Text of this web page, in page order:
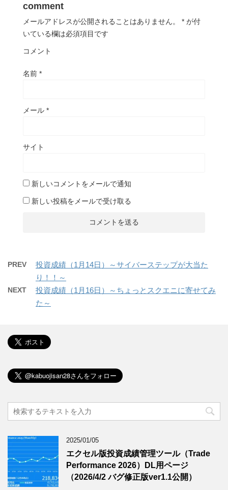
comment
メールアドレスが公開されることはありません。 * が付
いている欄は必須項目です
コメント
名前 *
メール *
サイト
新しいコメントをメールで通知
新しい投稿をメールで受け取る
PREV
投資成績（1月14日）～サイバーステップが大当た
り！！～
NEXT
投資成績（1月16日）～ちょっとスクエニに寄せてみ
た～
2025/01/05
エクセル版投資成績管理ツール（Trade
Performance 2026）DL用ページ
（2026/4/2 バグ修正版ver1.1公開）